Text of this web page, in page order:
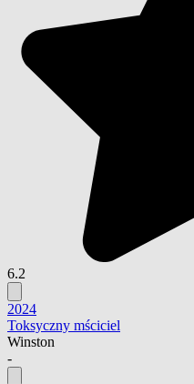
6.2
2024
Toksyczny mściciel
Winston
-